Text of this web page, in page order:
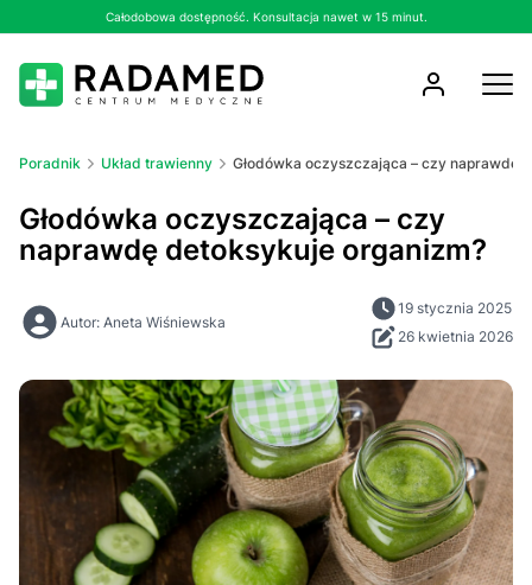
Całodobowa dostępność. Konsultacja nawet w 15 minut.
Poradnik Układ trawienny Głodówka oczyszczająca – czy naprawdę
Głodówka oczyszczająca – czy
naprawdę detoksykuje organizm?
Autor: Aneta Wiśniewska
19 stycznia 2025
26 kwietnia 2026